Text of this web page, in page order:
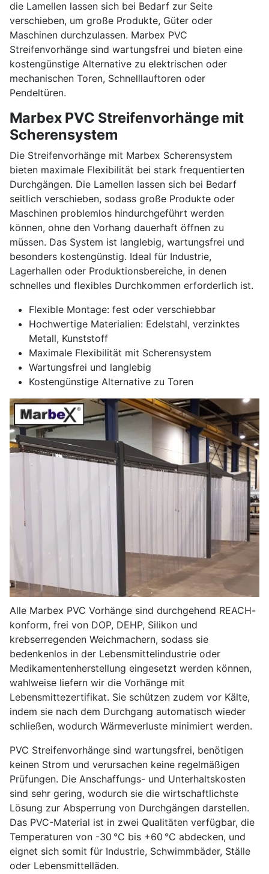
die Lamellen lassen sich bei Bedarf zur Seite
verschieben, um große Produkte, Güter oder
Maschinen durchzulassen. Marbex PVC
Streifenvorhänge sind wartungsfrei und bieten eine
kostengünstige Alternative zu elektrischen oder
mechanischen Toren, Schnelllauftoren oder
Pendeltüren.
Marbex PVC Streifenvorhänge mit
Scherensystem
Die Streifenvorhänge mit Marbex Scherensystem
bieten maximale Flexibilität bei stark frequentierten
Durchgängen. Die Lamellen lassen sich bei Bedarf
seitlich verschieben, sodass große Produkte oder
Maschinen problemlos hindurchgeführt werden
können, ohne den Vorhang dauerhaft öffnen zu
müssen. Das System ist langlebig, wartungsfrei und
besonders kostengünstig. Ideal für Industrie,
Lagerhallen oder Produktionsbereiche, in denen
schnelles und flexibles Durchkommen erforderlich ist.
Flexible Montage: fest oder verschiebbar
Hochwertige Materialien: Edelstahl, verzinktes
Metall, Kunststoff
Maximale Flexibilität mit Scherensystem
Wartungsfrei und langlebig
Kostengünstige Alternative zu Toren
Alle Marbex PVC Vorhänge sind durchgehend REACH-
konform, frei von DOP, DEHP, Silikon und
krebserregenden Weichmachern, sodass sie
bedenkenlos in der Lebensmittelindustrie oder
Medikamentenherstellung eingesetzt werden können,
wahlweise liefern wir die Vorhänge mit
Lebensmittezertifikat. Sie schützen zudem vor Kälte,
indem sie nach dem Durchgang automatisch wieder
schließen, wodurch Wärmeverluste minimiert werden.
PVC Streifenvorhänge sind wartungsfrei, benötigen
keinen Strom und verursachen keine regelmäßigen
Prüfungen. Die Anschaffungs- und Unterhaltskosten
sind sehr gering, wodurch sie die wirtschaftlichste
Lösung zur Absperrung von Durchgängen darstellen.
Das PVC-Material ist in zwei Qualitäten verfügbar, die
Temperaturen von -30 °C bis +60 °C abdecken, und
eignet sich somit für Industrie, Schwimmbäder, Ställe
oder Lebensmittelläden.